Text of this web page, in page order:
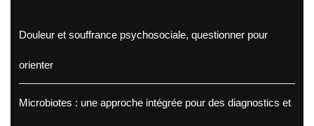
Douleur et souffrance psychosociale, questionner pour
orienter
Microbiotes : une approche intégrée pour des diagnostics et